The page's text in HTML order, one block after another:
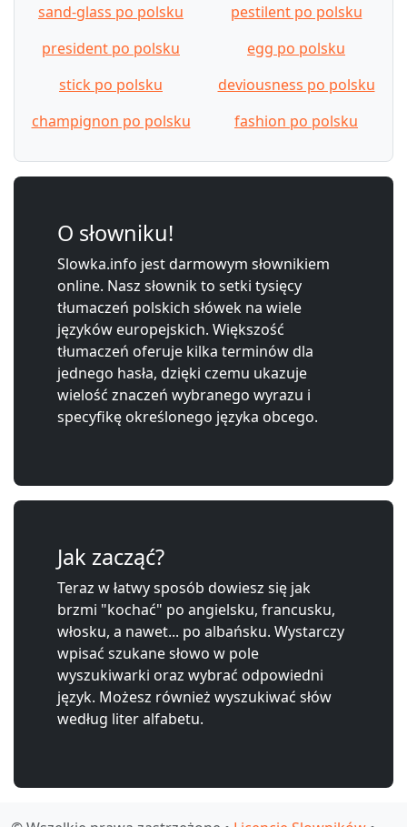
sand-glass po polsku
pestilent po polsku
president po polsku
egg po polsku
stick po polsku
deviousness po polsku
champignon po polsku
fashion po polsku
O słowniku!
Slowka.info jest darmowym słownikiem
online. Nasz słownik to setki tysięcy
tłumaczeń polskich słówek na wiele
języków europejskich. Większość
tłumaczeń oferuje kilka terminów dla
jednego hasła, dzięki czemu ukazuje
wielość znaczeń wybranego wyrazu i
specyfikę określonego języka obcego.
Jak zacząć?
Teraz w łatwy sposób dowiesz się jak
brzmi "kochać" po angielsku, francusku,
włosku, a nawet... po albańsku. Wystarczy
wpisać szukane słowo w pole
wyszukiwarki oraz wybrać odpowiedni
język. Możesz również wyszukiwać słów
według liter alfabetu.